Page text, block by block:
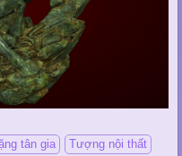
tân gia
Tượng nội thất